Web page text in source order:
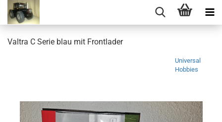
Valtra C Serie blau mit Frontlader
Universal
Hobbies